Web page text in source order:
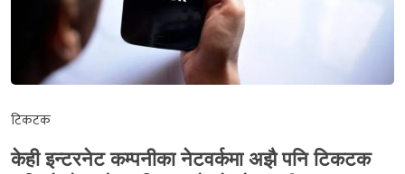
टिकटक
केही इन्टरनेट कम्पनीका नेटवर्कमा अझै पनि टिकटक